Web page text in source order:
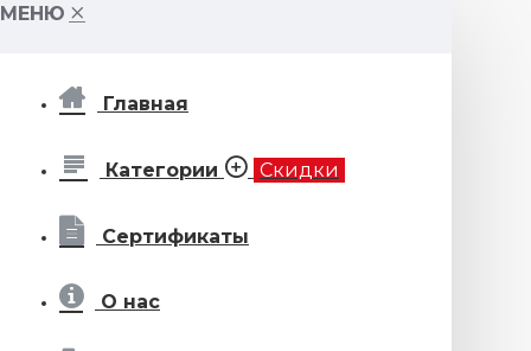
МЕНЮ
Главная
Категории Скидки
Сертификаты
О нас